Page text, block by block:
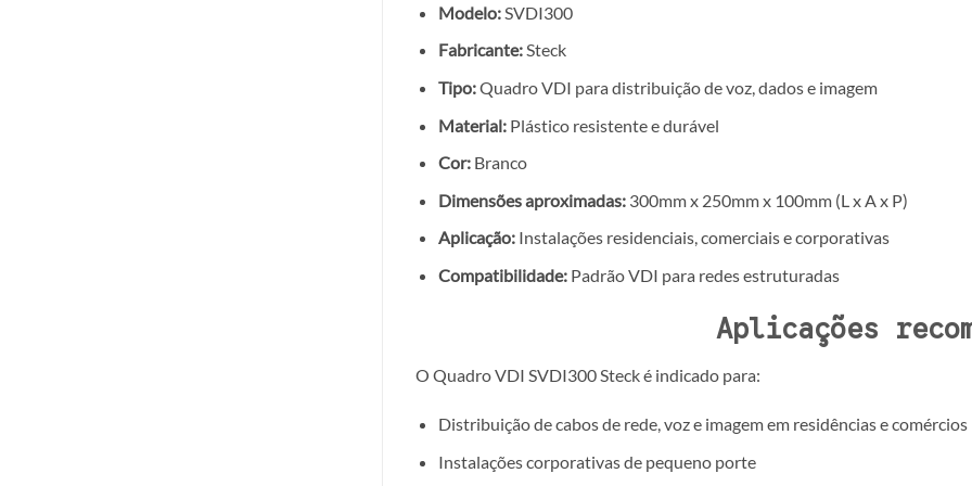
Modelo:SVDI300
Fabricante:Steck
Tipo:Quadro VDI para distribuição de voz, dados e imagem
Material:Plástico resistente e durável
Cor:Branco
Dimensões aproximadas:300mm x 250mm x 100mm (L x A x P)
Aplicação:Instalações residenciais, comerciais e corporativas
Compatibilidade:Padrão VDI para redes estruturadas
Aplicações
O Quadro VDI SVDI300 Steck é indicado para:
Distribuição de cabos de rede, voz e imagem em residências e comércios
Instalações corporativas de pequeno porte